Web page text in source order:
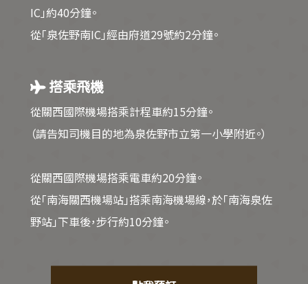
IC」約40分鐘。
從「泉佐野南IC」經由府道29號約2分鐘。
搭乘飛機
從關西國際機場搭乘計程車約15分鐘。
（請告知司機目的地為泉佐野市立第一小學附近。）
從關西國際機場搭乘電車約20分鐘。
從「南海關西機場站」搭乘南海機場線，於「南海泉佐
野站」下車後，步行約10分鐘。